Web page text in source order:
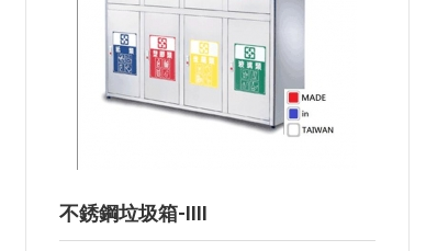
不銹鋼垃圾箱-IIII